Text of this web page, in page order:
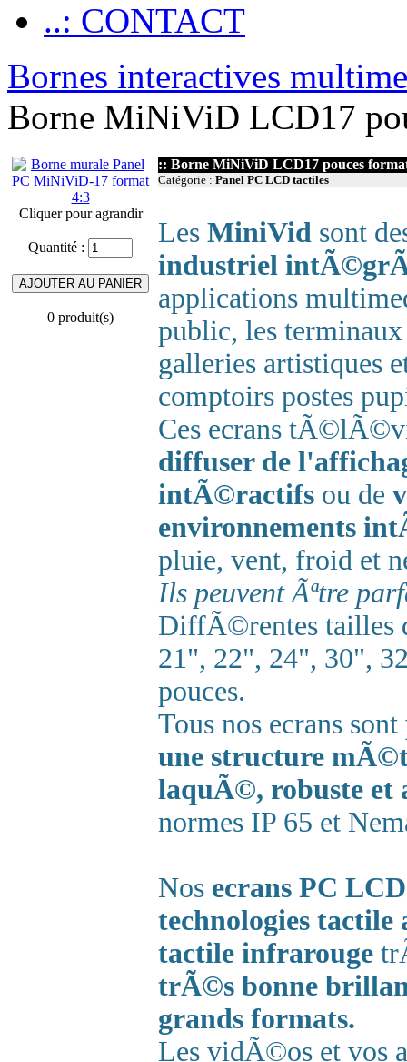
..: CONTACT
Bornes interactives
Borne MiNiViD LCD17
Cliquer pour agrandir
Quantité :
0 produit(s)
:: Borne MiNiViD LCD17 pouces
Catégorie : Panel PC LCD tactiles
Les MiniVid sont
industriel
applications
public, les
galleries artistiques
comptoirs postes
Ces ecrans
diffuser de
intÃ©ractifs ou de
environnements
pluie, vent, froid et
Ils peuvent Ãªtre
DiffÃ©rentes tailles
21", 22", 24", 30",
pouces.
Tous nos ecrans sont
une structure
laquÃ©, robuste et
normes IP 65 et
Nos ecrans PC LCD
technologies tactile
tactile infrarouge
trÃ©s bonne
grands formats.
Les vidÃ©os et vos